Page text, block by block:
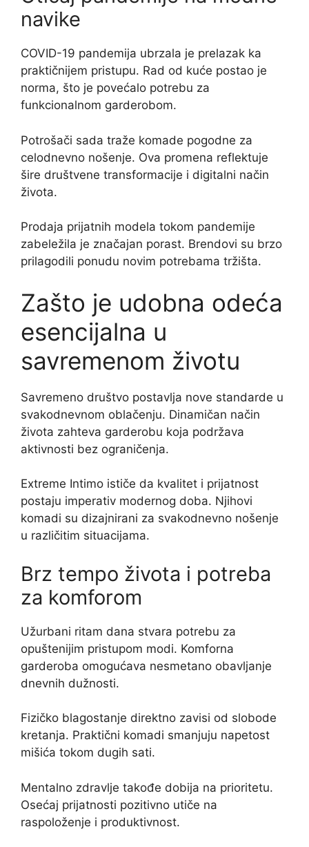
navike
COVID-19 pandemija ubrzala je prelazak ka
praktičnijem pristupu. Rad od kuće postao je
norma, što je povećalo potrebu za
funkcionalnom garderobom.
Potrošači sada traže komade pogodne za
celodnevno nošenje. Ova promena reflektuje
šire društvene transformacije i digitalni način
života.
Prodaja prijatnih modela tokom pandemije
zabeležila je značajan porast. Brendovi su brzo
prilagodili ponudu novim potrebama tržišta.
Zašto je udobna odeća
esencijalna u
savremenom životu
Savremeno društvo postavlja nove standarde u
svakodnevnom oblačenju. Dinamičan način
života zahteva garderobu koja podržava
aktivnosti bez ograničenja.
Extreme Intimo ističe da kvalitet i prijatnost
postaju imperativ modernog doba. Njihovi
komadi su dizajnirani za svakodnevno nošenje
u različitim situacijama.
Brz tempo života i potreba
za komforom
Užurbani ritam dana stvara potrebu za
opuštenijim pristupom modi. Komforna
garderoba omogućava nesmetano obavljanje
dnevnih dužnosti.
Fizičko blagostanje direktno zavisi od slobode
kretanja. Praktični komadi smanjuju napetost
mišića tokom dugih sati.
Mentalno zdravlje takođe dobija na prioritetu.
Osećaj prijatnosti pozitivno utiče na
raspoloženje i produktivnost.